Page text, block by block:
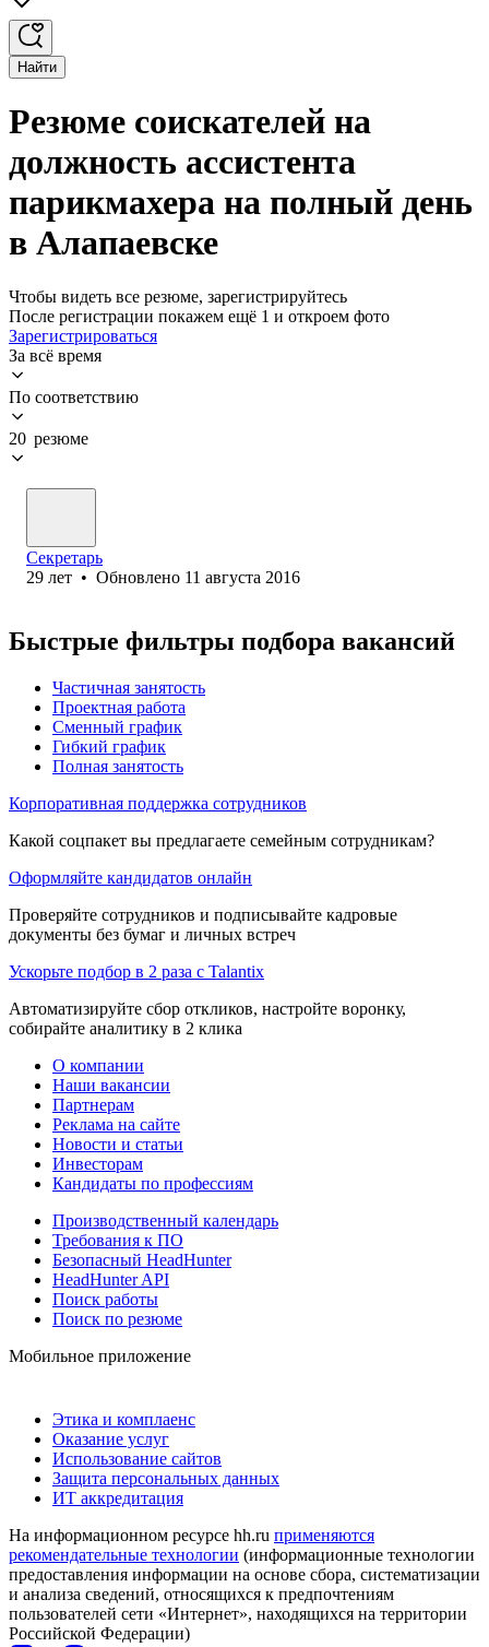
Найти
Резюме соискателей на
должность ассистента
парикмахера на полный день
в Алапаевске
Чтобы видеть все резюме, зарегистрируйтесь
После регистрации покажем ещё 1 и откроем фото
Зарегистрироваться
За всё время
По соответствию
20 резюме
Секретарь
29 лет • Обновлено 11 августа 2016
Быстрые фильтры подбора вакансий
Частичная занятость
Проектная работа
Сменный график
Гибкий график
Полная занятость
Корпоративная поддержка сотрудников
Какой соцпакет вы предлагаете семейным сотрудникам?
Оформляйте кандидатов онлайн
Проверяйте сотрудников и подписывайте кадровые
документы без бумаг и личных встреч
Ускорьте подбор в 2 раза с Talantix
Автоматизируйте сбор откликов, настройте воронку,
собирайте аналитику в 2 клика
О компании
Наши вакансии
Партнерам
Реклама на сайте
Новости и статьи
Инвесторам
Кандидаты по профессиям
Производственный календарь
Требования к ПО
Безопасный HeadHunter
HeadHunter API
Поиск работы
Поиск по резюме
Мобильное приложение
Этика и комплаенс
Оказание услуг
Использование сайтов
Защита персональных данных
ИТ аккредитация
На информационном ресурсе hh.ru применяются
рекомендательные технологии (информационные технологии
предоставления информации на основе сбора, систематизации
и анализа сведений, относящихся к предпочтениям
пользователей сети «Интернет», находящихся на территории
Российской Федерации)